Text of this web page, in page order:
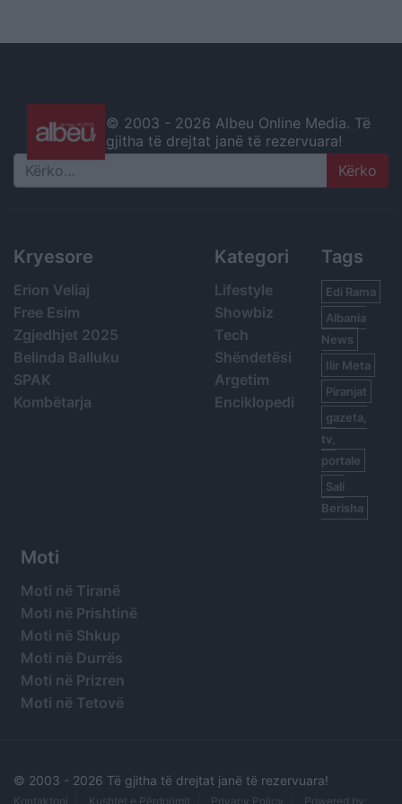
© 2003 - 2026 Albeu Online Media. Të
gjitha të drejtat janë të rezervuara!
Search
Kryesore
Erion Veliaj
Free Esim
Zgjedhjet 2025
Belinda Balluku
SPAK
Kombëtarja
Kategori
Lifestyle
Showbiz
Tech
Shëndetësi
Argetim
Enciklopedi
Tags
Edi Rama
Albania
News
Ilir Meta
Piranjat
gazeta,
tv,
portale
Sali
Berisha
Moti
Moti në Tiranë
Moti në Prishtinë
Moti në Shkup
Moti në Durrës
Moti në Prizren
Moti në Tetovë
© 2003 - 2026 Të gjitha të drejtat janë të rezervuara!
Kontaktoni Kushtet e Përdorimit Privacy Policy Powered by: